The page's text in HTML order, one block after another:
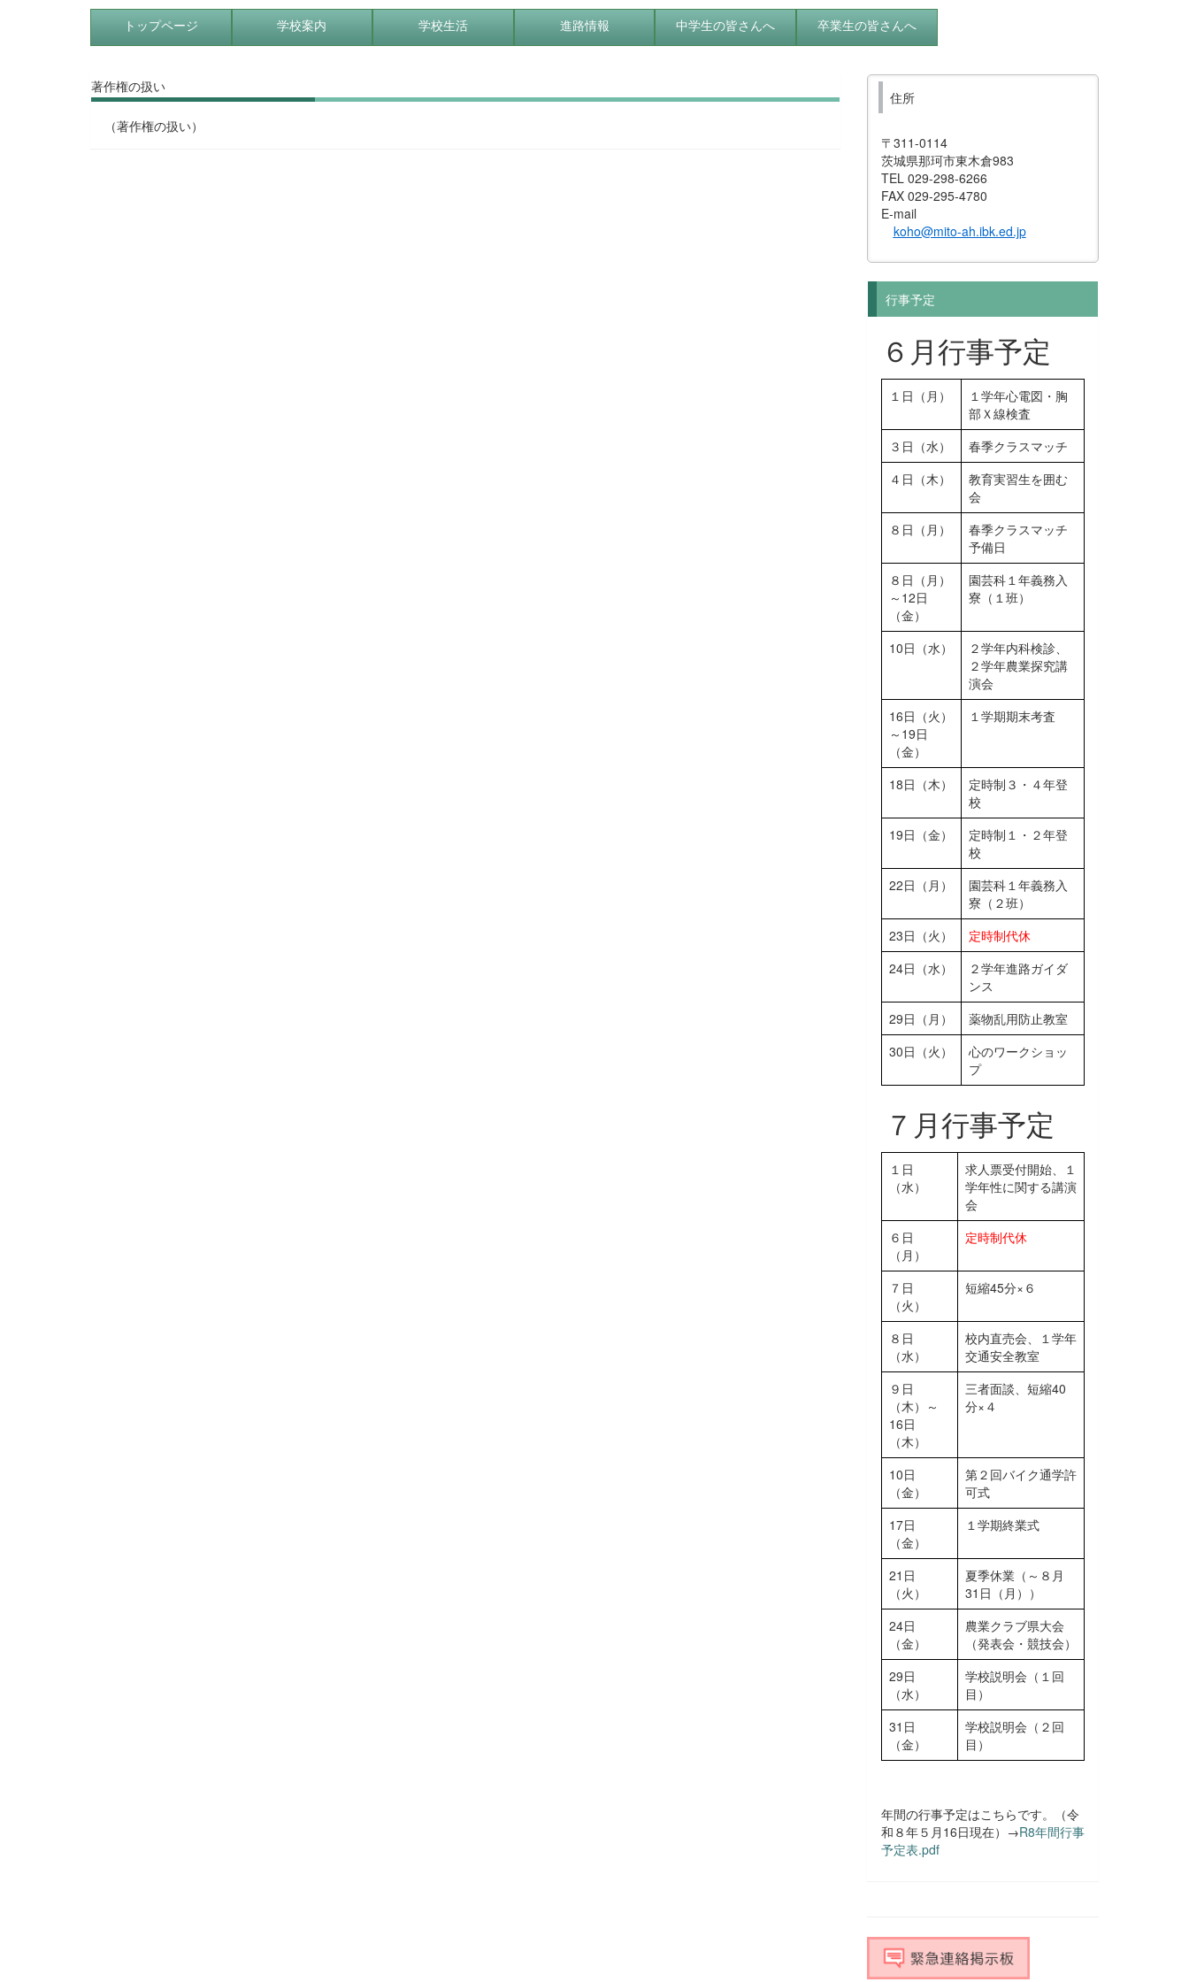
トップページ 学校案内 学校生活 進路情報 中学生の皆さんへ 卒業生の皆さんへ
著作権の扱い
（著作権の扱い）
住所
〒311-0114
茨城県那珂市東木倉983
TEL 029-298-6266
FAX 029-295-4780
E-mail
koho@mito-ah.ibk.ed.jp
行事予定
６月行事予定
１日（月）
１学年心電図・胸
部Ｘ線検査
３日（水）
春季クラスマッチ
４日（木）
教育実習生を囲む
会
８日（月）
春季クラスマッチ
予備日
８日（月）
～12日
（金）
園芸科１年義務入
寮（１班）
10日（水）
２学年内科検診、
２学年農業探究講
演会
16日（火）
～19日
（金）
１学期期末考査
18日（木）
定時制３・４年登
校
19日（金）
定時制１・２年登
校
22日（月）
園芸科１年義務入
寮（２班）
23日（火）
定時制代休
24日（水）
２学年進路ガイダ
ンス
29日（月）
薬物乱用防止教室
30日（火）
心のワークショッ
プ
７月行事予定
１日
（水）
求人票受付開始、１
学年性に関する講演
会
６日
（月）
定時制代休
７日
（火）
短縮45分×６
８日
（水）
校内直売会、１学年
交通安全教室
９日
（木）～
16日
（木）
三者面談、短縮40
分×４
10日
（金）
第２回バイク通学許
可式
17日
（金）
１学期終業式
21日
（火）
夏季休業（～８月
31日（月））
24日
（金）
農業クラブ県大会
（発表会・競技会）
29日
（水）
学校説明会（１回
目）
31日
（金）
学校説明会（２回
目）
年間の行事予定はこちらです。（令
和８年５月16日現在）→R8年間行事
予定表.pdf